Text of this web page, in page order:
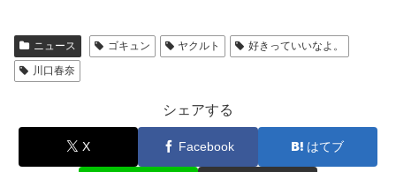
ニュース ゴキュン ヤクルト
好きっていいなよ。
川口春奈
シェアする
X Facebook はてブ